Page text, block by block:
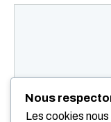
Nous
Les cookies